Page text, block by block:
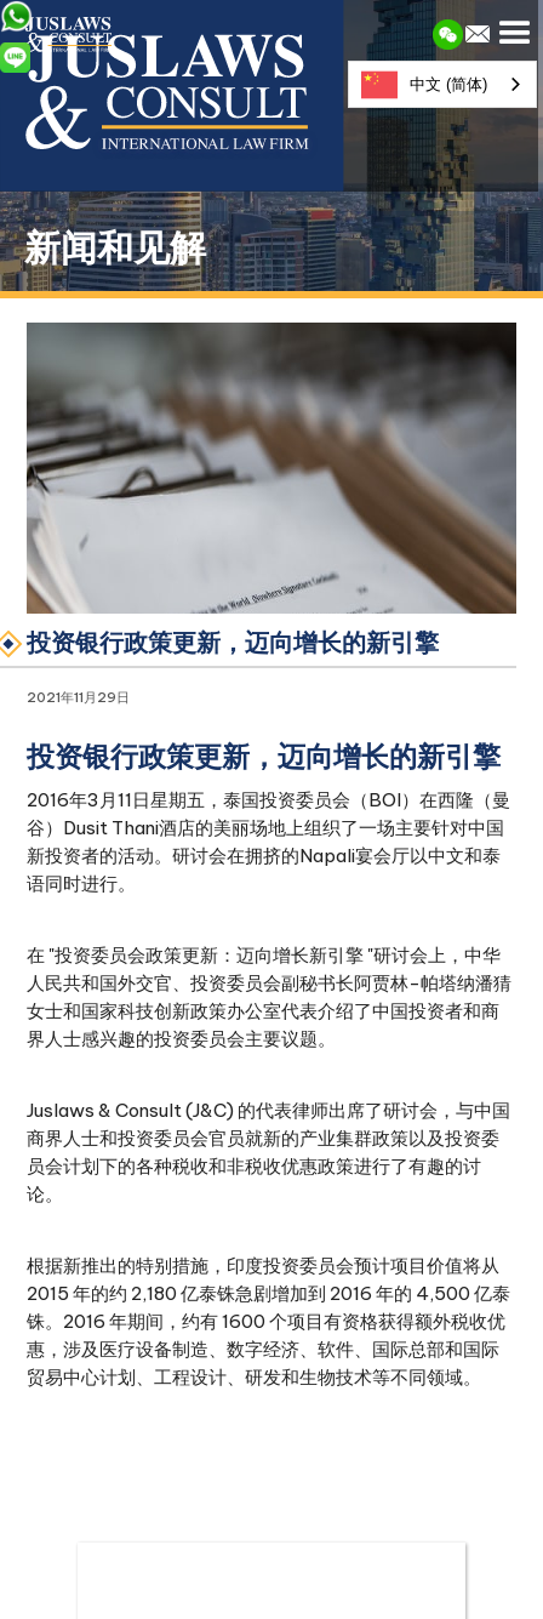
新闻和见解
投资银行政策更新，迈向增长的新引擎
2021年11月29日
投资银行政策更新，迈向增长的新引擎
2016年3月11日星期五，泰国投资委员会（BOI）在西隆（曼
谷）Dusit Thani酒店的美丽场地上组织了一场主要针对中国
新投资者的活动。研讨会在拥挤的Napali宴会厅以中文和泰
语同时进行。
在 "投资委员会政策更新：迈向增长新引擎 "研讨会上，中华
人民共和国外交官、投资委员会副秘书长阿贾林-帕塔纳潘猜
女士和国家科技创新政策办公室代表介绍了中国投资者和商
界人士感兴趣的投资委员会主要议题。
Juslaws & Consult (J&C) 的代表律师出席了研讨会，与中国
商界人士和投资委员会官员就新的产业集群政策以及投资委
员会计划下的各种税收和非税收优惠政策进行了有趣的讨
论。
根据新推出的特别措施，印度投资委员会预计项目价值将从
2015 年的约 2,180 亿泰铢急剧增加到 2016 年的 4,500 亿泰
铢。2016 年期间，约有 1600 个项目有资格获得额外税收优
惠，涉及医疗设备制造、数字经济、软件、国际总部和国际
贸易中心计划、工程设计、研发和生物技术等不同领域。
中文 (简体)